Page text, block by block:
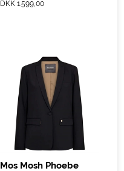
DKK 1.599,00
Mos Mosh Phoebe